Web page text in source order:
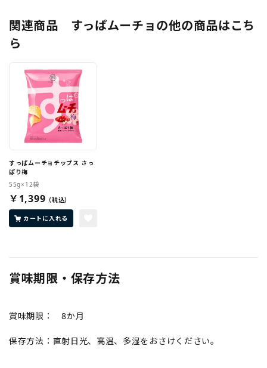
関連商品 すっぱムーチョの他の商品はこち
ら
すっぱムーチョチップス さっ
ぱり梅
55g×12袋
￥1,399
カートに入れる
賞味期限・保存方法
賞味期限： 8か月
保存方法：直射日光、高温、多湿をおさけください。